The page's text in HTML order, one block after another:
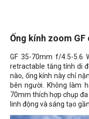
Ống kính zoom
GF 35-70mm f/4.5-5.6
retractable tăng tính di
nào, ống kính này chỉ
bên người. Không làm
70mm thích hợp chụp
linh động và sáng tạo